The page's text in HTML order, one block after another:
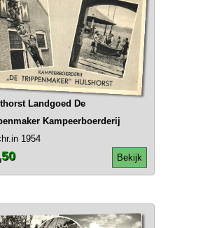
Landgoed De
Kampeerboerderij
1954
Bekijk